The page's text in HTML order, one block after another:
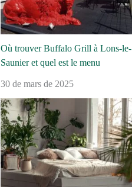
Où trouver Buffalo Grill à Lons-le-
Saunier et quel est le menu
30 de mars de 2025